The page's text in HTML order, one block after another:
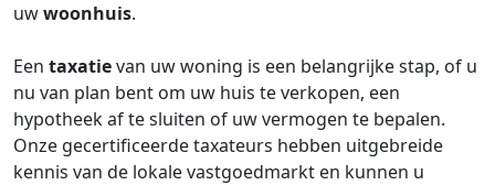
uwwoonhuis.
Een taxatievan uw woning is een belangrijke stap, of u
nu van plan bent om uw huis te verkopen, een
hypotheek af te sluiten of uw vermogen te bepalen.
Onze gecertificeerde taxateurs hebben uitgebreide
kennis van de lokale vastgoedmarkt en kunnen u